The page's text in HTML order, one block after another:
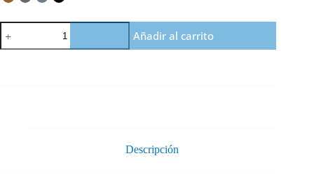
Gorra
trucker
Orbayu
Añadir al carrito
Descripción